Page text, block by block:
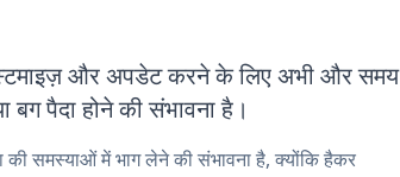
और अपडेट करने के लिए अभी और समय
पैदा होने की संभावना है।
समस्याओं में भाग लेने की संभावना है, क्योंकि हैकर